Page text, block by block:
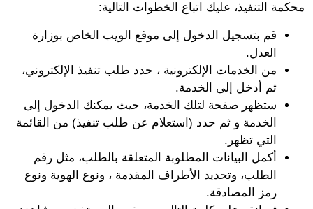
محكمة التنفيذ، عليك اتباع الخطوات التالية:
قم بتسجيل الدخول إلى موقع الويب الخاص بوزارة
العدل.
من الخدمات الإلكترونية ، حدد طلب تنفيذ الإلكتروني،
ثم أدخل إلى الخدمة.
ستظهر صفحة لتلك الخدمة، حيث يمكنك الدخول إلى
الخدمة و ثم حدد (استعلام عن طلب تنفيذ) من القائمة
التي تظهر.
أكمل البيانات المطلوبة المتعلقة بالطلب، مثل رقم
الطلب، وتحديد الأطراف المقدمة ، ونوع الهوية ونوع
رمز المصادقة.